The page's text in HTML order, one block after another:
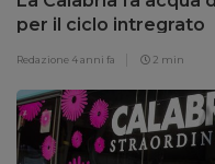
per il ciclo intregrato
Redazione 4 anni fa 2 min